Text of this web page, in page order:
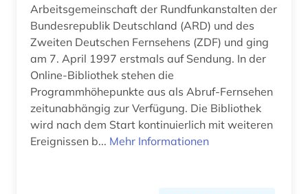
quellen (3)
recht (11)
rechtsgeschichte (1)
rechtswissenschaft (1)
regierung (4)
Arbeitsgemeinschaft der Rundfunkanstalten der
Bundesrepublik Deutschland (ARD) und des
Zweiten Deutschen Fernsehens (ZDF) und ging
am 7. April 1997 erstmals auf Sendung. In der
Online-Bibliothek stehen die
Programmhöhepunkte aus als Abruf-Fernsehen
zeitunabhängig zur Verfügung. Die Bibliothek
wird nach dem Start kontinuierlich mit weiteren
Ereignissen b... Mehr Informationen